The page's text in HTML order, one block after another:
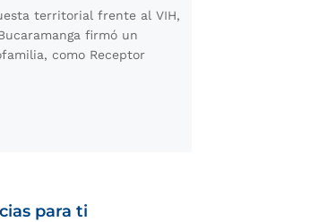
territorial frente al VIH,
firmó un
como Receptor
para ti